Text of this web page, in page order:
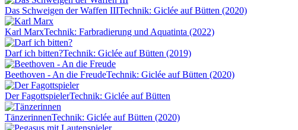
Das Schweigen der Waffen IIITechnik: Giclée auf Bütten (2020)
Karl MarxTechnik: Farbradierung und Aquatinta (2022)
Darf ich bitten?Technik: Giclée auf Bütten (2019)
Beethoven - An die FreudeTechnik: Giclée auf Bütten (2020)
Der FagottspielerTechnik: Giclée auf Bütten
TänzerinnenTechnik: Giclée auf Bütten (2020)